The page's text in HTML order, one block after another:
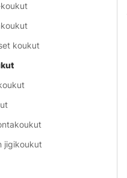
koukut
jigikoukut